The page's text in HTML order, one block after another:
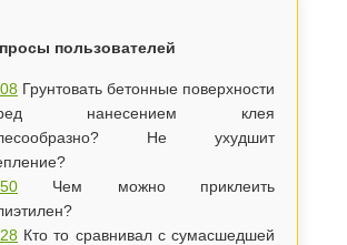
пользователей
Грунтовать бетонные поверхности
нанесением клея
Не ухудшит
Чем можно приклеить
​Кто то сравнивал с сумасшедшей